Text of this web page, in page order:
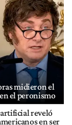
midieron el
el peronismo
reveló
en ser